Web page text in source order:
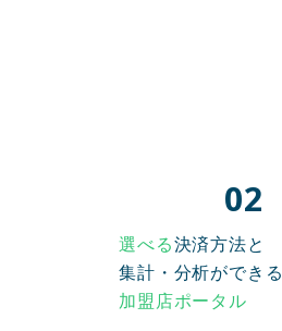
02
選べる決済方法と
集計・分析ができる
加盟店ポータル